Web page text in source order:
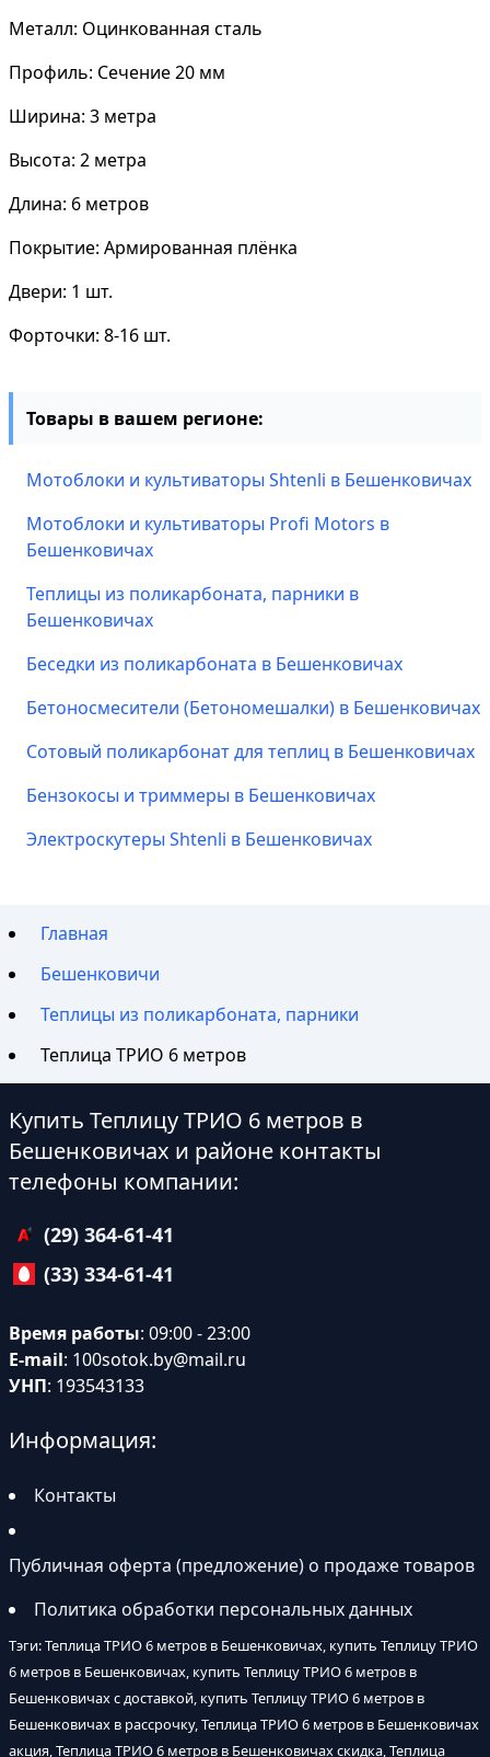
Металл: Оцинкованная сталь
Профиль: Сечение 20 мм
Ширина: 3 метра
Высота: 2 метра
Длина: 6 метров
Покрытие: Армированная плёнка
Двери: 1 шт.
Форточки: 8-16 шт.
Товары в вашем регионе:
Мотоблоки и культиваторы Shtenli в Бешенковичах
Мотоблоки и культиваторы Profi Motors в
Бешенковичах
Теплицы из поликарбоната, парники в
Бешенковичах
Беседки из поликарбоната в Бешенковичах
Бетоносмесители (Бетономешалки) в Бешенковичах
Сотовый поликарбонат для теплиц в Бешенковичах
Бензокосы и триммеры в Бешенковичах
Электроскутеры Shtenli в Бешенковичах
Главная
Бешенковичи
Теплицы из поликарбоната, парники
Теплица ТРИО 6 метров
Купить Теплицу ТРИО 6 метров в
Бешенковичах и районе контакты
телефоны компании:
(29) 364-61-41
(33) 334-61-41
Время работы: 09:00 - 23:00
E-mail: 100sotok.by@mail.ru
УНП: 193543133
Информация:
Контакты
Публичная оферта (предложение) о продаже товаров
Политика обработки персональных данных
Тэги: Теплица ТРИО 6 метров в Бешенковичах, купить Теплицу ТРИО
6 метров в Бешенковичах, купить Теплицу ТРИО 6 метров в
Бешенковичах с доставкой, купить Теплицу ТРИО 6 метров в
Бешенковичах в рассрочку, Теплица ТРИО 6 метров в Бешенковичах
акция, Теплица ТРИО 6 метров в Бешенковичах скидка, Теплица